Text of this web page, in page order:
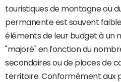
touristiques de montagne ou
permanente est souvent
éléments de leur budget à un
"majoré" en fonction du
secondaires ou de places de
territoire. Conformément aux